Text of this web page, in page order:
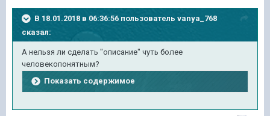
В 18.01.2018 в 06:36:56 пользователь vanya_768
сказал:
А нельзя ли сделать "описание" чуть более
человекопонятным?
Показать содержимое